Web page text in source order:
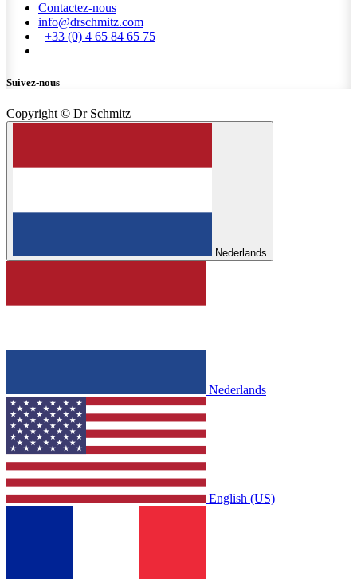
Contactez-nous
info@drschmitz.com
+33 (0) 4 65 84 65 75
Suivez-nous
Copyright © Dr Schmitz
Nederlands
Nederlands
English (US)